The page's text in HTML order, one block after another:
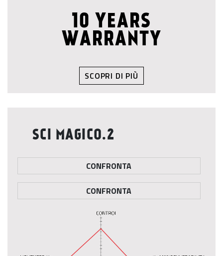
10 YEARS
WARRANTY
SCOPRI DI PIÙ
SCI MAGICO.2
CONFRONTA
CONFRONTA